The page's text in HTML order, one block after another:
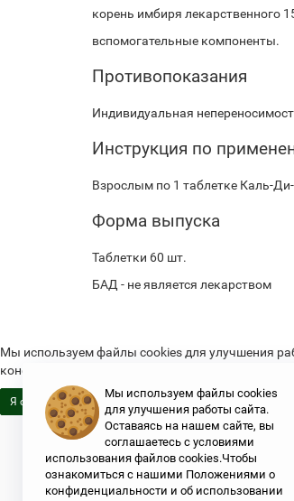
корень имбиря лекарственного
вспомогательные компоненты.
Противопоказания
Индивидуальная
Инструкция по
Взрослым по 1 таблетке Каль-
Форма выпуска
Таблетки 60 шт.
БАД - не является лекарством
Мы используем файлы cookies для улучшения
конфиденциальности и об использовании
Я согласен
Мы используем файлы cookies
для улучшения работы сайта.
Оставаясь на нашем сайте, вы
соглашаетесь с условиями
использования файлов cookies.Чтобы
ознакомиться с нашими Положениями о
конфиденциальности и об использовании